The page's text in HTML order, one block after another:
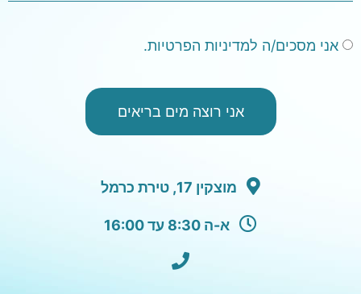
אני מסכים/ה למדיניות הפרטיות.
אני רוצה מים בריאים
מוצקין 17, טירת כרמל
א-ה 8:30 עד 16:00